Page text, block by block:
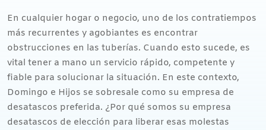
En cualquier hogar o negocio, uno de los contratiempos
más recurrentes y agobiantes es encontrar
obstrucciones en las tuberías. Cuando esto sucede, es
vital tener a mano un servicio rápido, competente y
fiable para solucionar la situación. En este contexto,
Domingo e Hijos se sobresale como su empresa de
desatascos preferida. ¿Por qué somos su empresa
desatascos de elección para liberar esas molestas